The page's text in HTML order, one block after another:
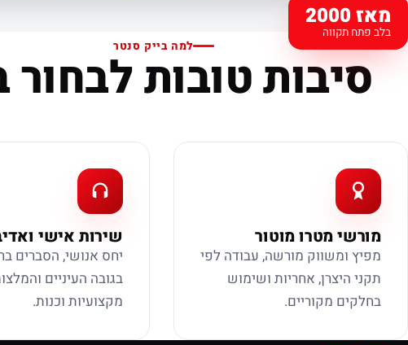
מאז 2000
בלב פתח תקווה
למה בייק סנטר
סיבות טובות לבחור
מורשי מטרו מוטור
מפיץ ומשווק מורשה, עבודה לפי
תקני היצרן, אחריות ושימוש
בחלקים מקוריים.
שירות אישי
יחס אנושי, הסברים
בגובה העיניים
מקצועיות וכנות.